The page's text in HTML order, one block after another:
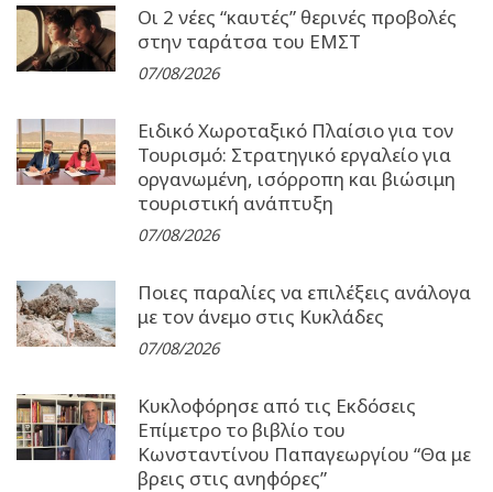
Οι 2 νέες “καυτές” θερινές προβολές
στην ταράτσα του ΕΜΣΤ
07/08/2026
Ειδικό Χωροταξικό Πλαίσιο για τον
Τουρισμό: Στρατηγικό εργαλείο για
οργανωμένη, ισόρροπη και βιώσιμη
τουριστική ανάπτυξη
07/08/2026
Ποιες παραλίες να επιλέξεις ανάλογα
με τον άνεμο στις Κυκλάδες
07/08/2026
Κυκλοφόρησε από τις Εκδόσεις
Επίμετρο το βιβλίο του
Κωνσταντίνου Παπαγεωργίου “Θα με
βρεις στις ανηφόρες”